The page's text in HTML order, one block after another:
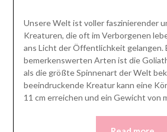
Unsere Welt ist voller faszinierender
Kreaturen, die oft im Verborgenen
ans Licht der Öffentlichkeit gelangen.
bemerkenswerten Arten ist die
als die größte Spinnenart der Welt
beeindruckende Kreatur kann eine
11 cm erreichen und ein Gewicht von